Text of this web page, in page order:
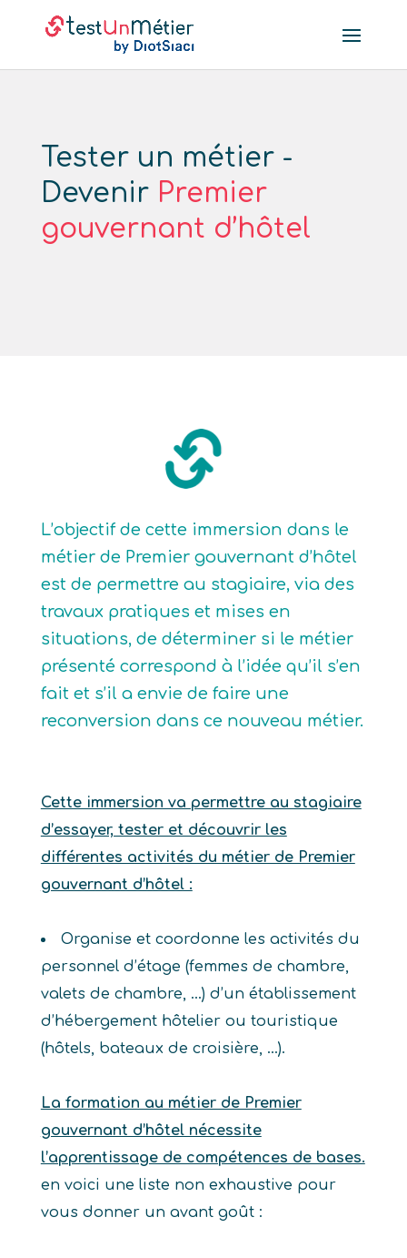
Tester un métier -
Devenir Premier
gouvernant d’hôtel
L’objectif de cette immersion dans le
métier de Premier gouvernant d’hôtel
est de permettre au stagiaire, via des
travaux pratiques et mises en
situations, de déterminer si le métier
présenté correspond à l’idée qu’il s’en
fait et s’il a envie de faire une
reconversion dans ce nouveau métier.
Cette immersion va permettre au stagiaire
d’essayer, tester et découvrir les
différentes activités du métier de Premier
gouvernant d’hôtel :
Organise et coordonne les activités du
personnel d’étage (femmes de chambre,
valets de chambre, …) d’un établissement
d’hébergement hôtelier ou touristique
(hôtels, bateaux de croisière, …).
La formation au métier de Premier
gouvernant d’hôtel nécessite
l’apprentissage de compétences de bases.
en voici une liste non exhaustive pour
vous donner un avant goût :